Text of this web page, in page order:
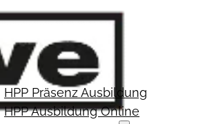
HPP Präsenz Ausbildung
HPP Ausbildung Online